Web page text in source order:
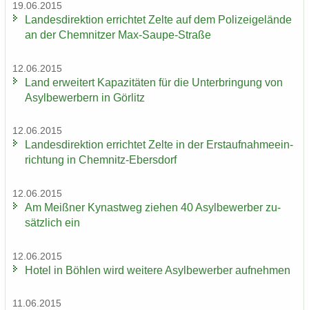
19.06.2015
Lan­des­di­rek­ti­on er­rich­tet Zelte auf dem Po­li­zei­ge­län­de
an der Chem­nit­zer Max-​Saupe-Straße
12.06.2015
Land er­wei­tert Ka­pa­zi­tä­ten für die Un­ter­brin­gung von
Asyl­be­wer­bern in Gör­litz
12.06.2015
Lan­des­di­rek­ti­on er­rich­tet Zelte in der Erst­auf­nah­me­ein­
rich­tung in Chemnitz-​Ebersdorf
12.06.2015
Am Meiß­ner Ky­nast­weg zie­hen 40 Asyl­be­wer­ber zu­
sätz­lich ein
12.06.2015
Hotel in Böh­len wird wei­te­re Asyl­be­wer­ber auf­neh­men
11.06.2015